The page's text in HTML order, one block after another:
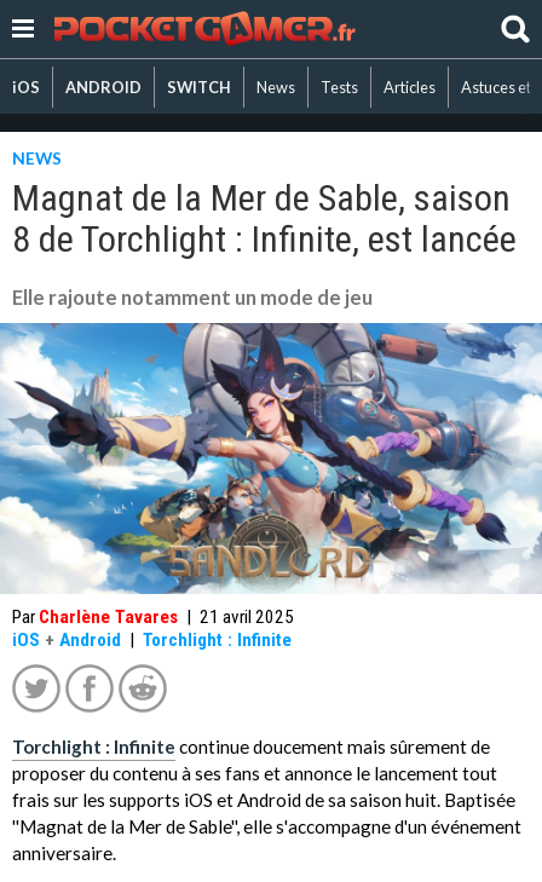
iOS ANDROID SWITCH News Tests Articles Astuces et
NEWS
Magnat de la Mer de Sable, saison
8 de Torchlight : Infinite, est lancée
Elle rajoute notamment un mode de jeu
Par Charlène Tavares | 21 avril 2025
iOS + Android | Torchlight : Infinite
Torchlight : Infinite continue doucement mais sûrement de
proposer du contenu à ses fans et annonce le lancement tout
frais sur les supports iOS et Android de sa saison huit. Baptisée
''Magnat de la Mer de Sable'', elle s'accompagne d'un événement
anniversaire.